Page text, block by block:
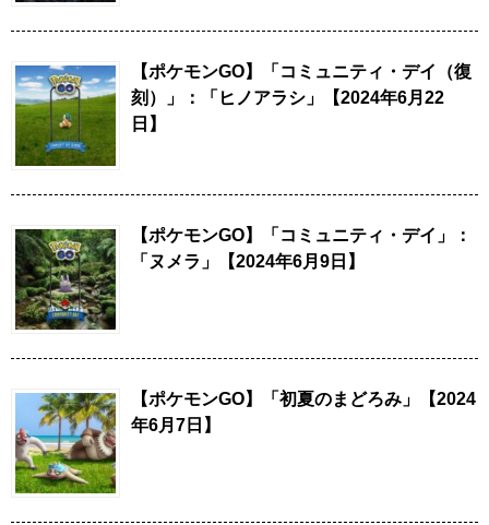
【ポケモンGO】「コミュニティ・デイ（復
刻）」：「ヒノアラシ」【2024年6月22
日】
【ポケモンGO】「コミュニティ・デイ」：
「ヌメラ」【2024年6月9日】
【ポケモンGO】「初夏のまどろみ」【2024
年6月7日】